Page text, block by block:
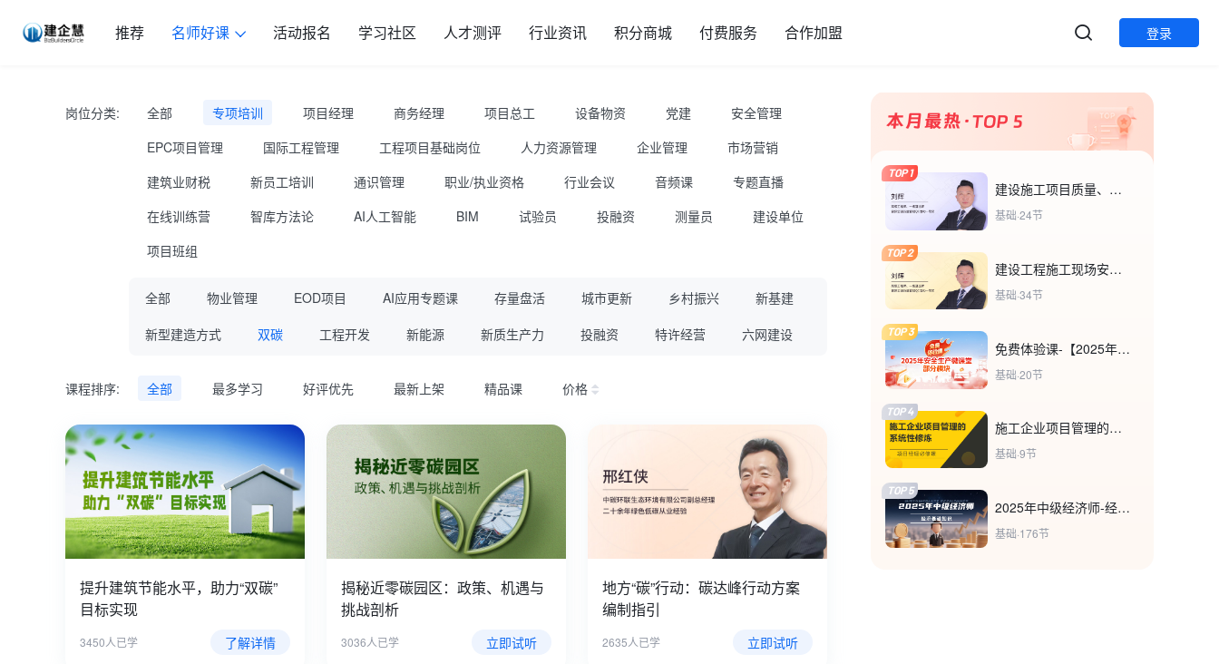
推荐 名师好课 活动报名 学习社区 人才测评 行业资讯 积分商城 付费服务 合作加盟 登录
岗位分类: 全部 专项培训 项目经理 商务经理 项目总工 设备物资 党建
安全管理
EPC项目管理
国际工程管理 工程项目基础岗位 人力资源管理 企业管理
市场营销
建筑业财税
新员工培训 通识管理 职业/执业资格 行业会议 音频课
专题直播
在线训练营
智库方法论 AI人工智能 BIM 试验员 投融资 测量员
建设单位
项目班组
全部 物业管理 EOD项目 AI应用专题课 存量盘活 城市更新 乡村振兴
新基建
新型建造方式
双碳 工程开发 新能源 新质生产力 投融资 特许经营 六网建设
课程排序: 全部 最多学习 好评优先 最新上架 精品课 价格
提升建筑节能水平，助力“双碳”
目标实现
3450人已学 了解详情
揭秘近零碳园区：政策、机遇与
挑战剖析
3036人已学 立即试听
地方“碳”行动：碳达峰行动方案
编制指引
2635人已学 立即试听
TOP 1
建设施工项目质量、安全管理基本程序及要素分析
基础·24节
TOP 2
建设工程施工现场安全事故类别与预防措施
基础·34节
TOP 3
免费体验课-【2025年安全生产微课堂部分模块】
基础·20节
TOP 4
施工企业项目管理的系统性修炼
基础·9节
TOP 5
2025年中级经济师-经济基础知识
基础·176节